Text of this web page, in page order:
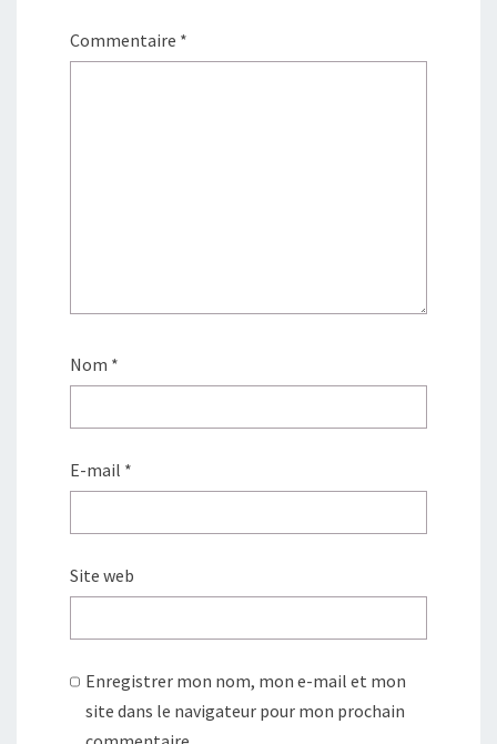
Commentaire *
Nom *
E-mail *
Site web
Enregistrer mon nom, mon e-mail et mon
site dans le navigateur pour mon prochain